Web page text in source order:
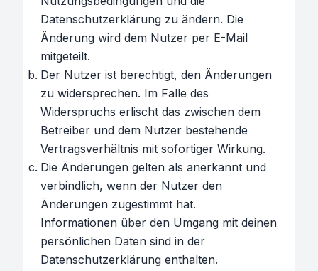
Datenschutzerklärung zu ändern. Die
Änderung wird dem Nutzer per E-Mail
mitgeteilt.
Der Nutzer ist berechtigt, den Änderungen
zu widersprechen. Im Falle des
Widerspruchs erlischt das zwischen dem
Betreiber und dem Nutzer bestehende
Vertragsverhältnis mit sofortiger Wirkung.
Die Änderungen gelten als anerkannt und
verbindlich, wenn der Nutzer den
Änderungen zugestimmt hat.
Informationen über den Umgang mit deinen
persönlichen Daten sind in der
Datenschutzerklärung enthalten.